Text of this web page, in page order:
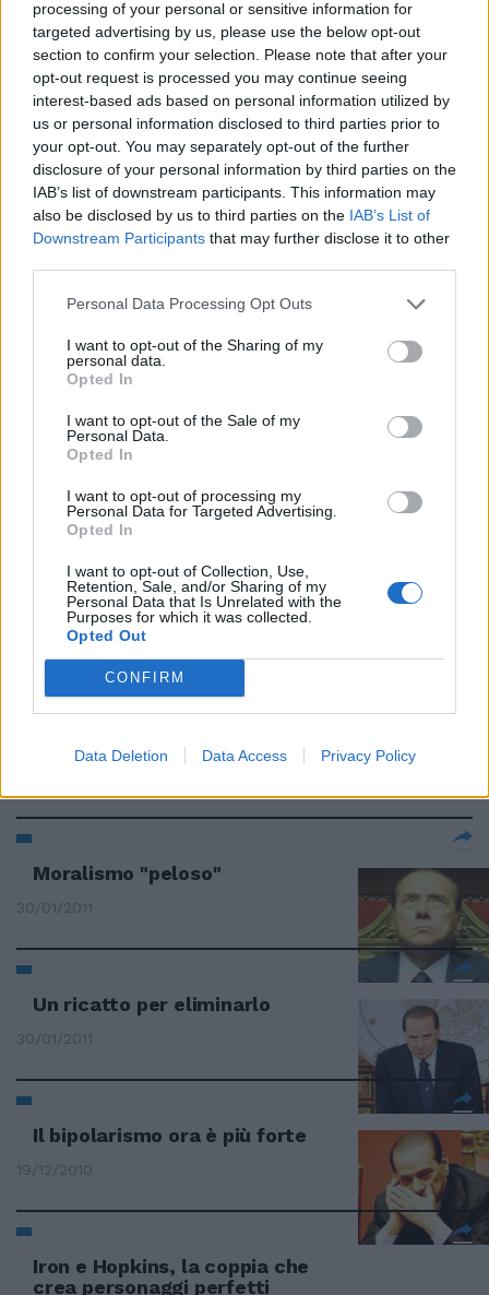
processing of your personal or sensitive information for
targeted advertising by us, please use the below opt-out
section to confirm your selection. Please note that after your
opt-out request is processed you may continue seeing
interest-based ads based on personal information utilized by
us or personal information disclosed to third parties prior to
your opt-out. You may separately opt-out of the further
disclosure of your personal information by third parties on the
IAB’s list of downstream participants. This information may
also be disclosed by us to third parties on the IAB’s List of
Downstream Participants that may further disclose it to other
Personal Data Processing Opt Outs
I want to opt-out of the Sharing of my
personal data.
Opted In
I want to opt-out of the Sale of my
Personal Data.
Opted In
I want to opt-out of processing my
Personal Data for Targeted Advertising.
Opted In
I want to opt-out of Collection, Use,
Retention, Sale, and/or Sharing of my
Personal Data that Is Unrelated with the
Purposes for which it was collected.
Opted Out
CONFIRM
Data Deletion Data Access Privacy Policy
Quel che sfugge al centrodestra
29/05/2011
Non è momento di parlare di
poltrone
22/05/2011
Anticipiamo parte
dell'introduzione di Francesco
Perfetti nel libro «Lo strano
settembre 1950» di Donato
(Edizioni Le Lettere per la
Collana «Il salotto di Clio»,
pagine 135, 9,50 euro).
10/04/2011
«Perfetti senza dominare»
31/03/2011
«Tatticamente perfetti ma
siamo stati fortunati»
Moralismo "peloso"
30/01/2011
Un ricatto per eliminarlo
30/01/2011
Il bipolarismo ora è più forte
19/12/2010
Iron e Hopkins, la coppia che
crea personaggi perfetti